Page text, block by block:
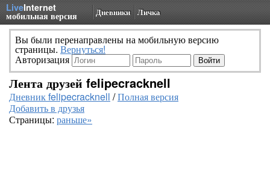
LiveInternet
мобильная версия Дневники Личка
Вы были перенаправлены на мобильную версию
страницы. Вернуться!
Авторизация
Лента друзей felipecracknell
Дневник felipecracknell /Полная версия
Добавить в друзья
Страницы: раньше»